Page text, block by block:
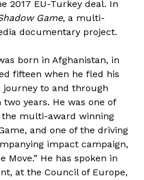
2017 EU-Turkey deal. In
Game, a multi-
documentary project.
born in Afghanistan, in
fifteen when he fled his
journey to and through
years. He was one of
multi-award winning
and one of the driving
impact campaign,
Move.” He has spoken in
at the Council of Europe,